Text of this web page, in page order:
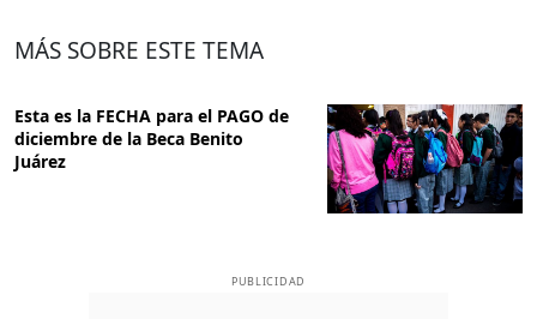
MÁS SOBRE ESTE TEMA
Esta es la FECHA para el PAGO de
diciembre de la Beca Benito
Juárez
PUBLICIDAD